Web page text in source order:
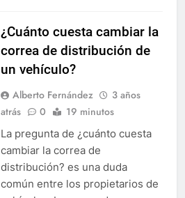
¿Cuánto cuesta cambiar la
correa de distribución de
un vehículo?
Alberto Fernández
3 años
atrás
0 19 minutos
La pregunta de ¿cuánto cuesta
cambiar la correa de
distribución? es una duda
común entre los propietarios de